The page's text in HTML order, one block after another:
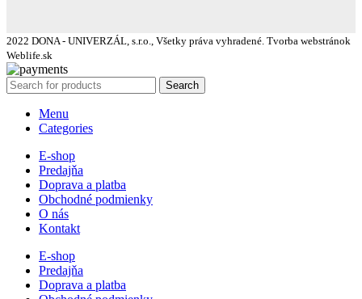
2022 DONA - UNIVERZÁL, s.r.o., Všetky práva vyhradené. Tvorba webstránok
Weblife.sk
Search
Menu
Categories
E-shop
Predajňa
Doprava a platba
Obchodné podmienky
O nás
Kontakt
E-shop
Predajňa
Doprava a platba